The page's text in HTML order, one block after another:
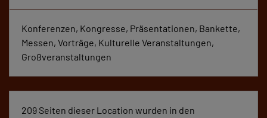
Konferenzen, Kongresse, Präsentationen, Bankette,
Messen, Vorträge, Kulturelle Veranstaltungen,
Großveranstaltungen
209 Seiten dieser Location wurden in den